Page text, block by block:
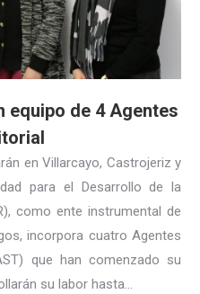
equipo de 4 Agentes
en Villarcayo, Castrojeriz y
para el Desarrollo de la
como ente instrumental de
incorpora cuatro Agentes
que han comenzado su
su labor hasta…